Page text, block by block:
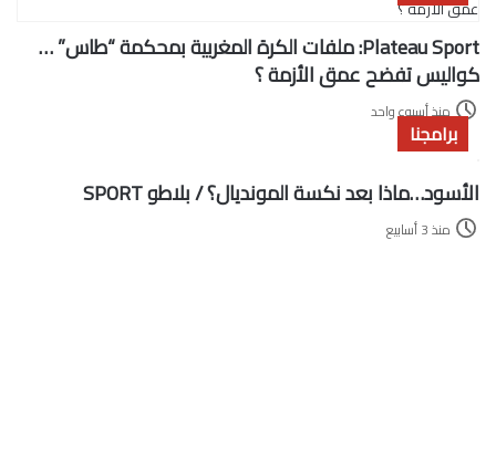
Plateau Sport: ملفات الكرة المغربية بمحكمة “طاس” …
كواليس تفضح عمق الأزمة ؟
منذ أسبوع واحد
برامجنا
الأسود…ماذا بعد نكسة المونديال؟ / بلاطو SPORT
منذ 3 أسابيع